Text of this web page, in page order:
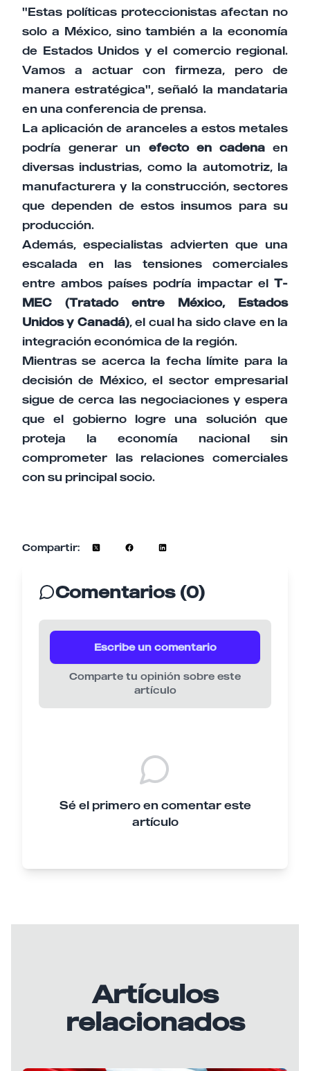
"Estas políticas proteccionistas afectan no
solo a México, sino también a la economía
de Estados Unidos y el comercio regional.
Vamos a actuar con firmeza, pero de
manera estratégica", señaló la mandataria
en una conferencia de prensa.
La aplicación de aranceles a estos metales
podría generar un efecto en cadenaen
diversas industrias, como la automotriz, la
manufacturera y la construcción, sectores
que dependen de estos insumos para su
producción.
Además, especialistas advierten que una
escalada en las tensiones comerciales
entre ambos países podría impactar el T-
MEC (Tratado entre México, Estados
Unidos y Canadá), el cual ha sido clave en la
integración económica de la región.
Mientras se acerca la fecha límite para la
decisión de México, el sector empresarial
sigue de cerca las negociaciones y espera
que el gobierno logre una solución que
proteja la economía nacional sin
comprometer las relaciones comerciales
con su principal socio.
Compartir:
Comentarios (0)
Escribe un comentario
Comparte tu opinión sobre este
artículo
Sé el primero en comentar este
artículo
Artículos
relacionados